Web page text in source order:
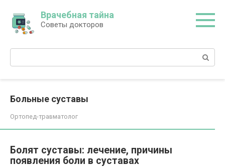
контенту
Врачебная тайна
Советы докторов
Поиск:
Больные суставы
Ортопед-травматолог
Болят суставы: лечение, причины
появления боли в суставах